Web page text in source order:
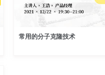
常用的分子克隆技术